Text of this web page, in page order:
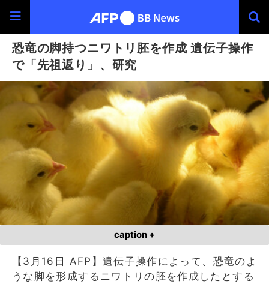
恐竜の脚持つニワトリ胚を作成 遺伝子操作
で「先祖返り」、研究
caption +
【3月16日 AFP】遺伝子操作によって、恐竜のよ
うな脚を形成するニワトリの胚を作成したとする